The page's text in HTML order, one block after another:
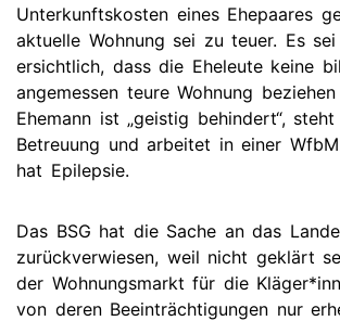
Unterkunftskosten eines Ehepaares
aktuelle Wohnung sei zu teuer. Es
ersichtlich, dass die Eheleute keine
angemessen teure Wohnung
Ehemann ist „geistig behindert“,
Betreuung und arbeitet in einer
hat Epilepsie.
Das BSG hat die Sache an das
zurückverwiesen, weil nicht geklärt
der Wohnungsmarkt für die
von deren Beeinträchtigungen nur